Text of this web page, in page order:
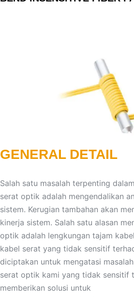
GENERAL DETAIL
Salah satu masalah terpenting
serat optik adalah mengendalikan
sistem. Kerugian tambahan akan
kinerja sistem. Salah satu alasan
optik adalah lengkungan tajam
kabel serat yang tidak sensitif
diciptakan untuk mengatasi
serat optik kami yang tidak sensitif
memberikan solusi untuk